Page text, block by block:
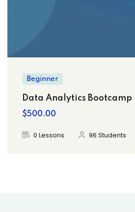
Beginner
Data Analytics Bootcamp
$500.00
0 Lessons 96 Students